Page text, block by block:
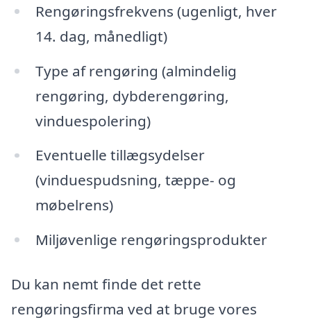
Rengøringsfrekvens (ugenligt, hver
14. dag, månedligt)
Type af rengøring (almindelig
rengøring, dybderengøring,
vinduespolering)
Eventuelle tillægsydelser
(vinduespudsning, tæppe- og
møbelrens)
Miljøvenlige rengøringsprodukter
Du kan nemt finde det rette
rengøringsfirma ved at bruge vores